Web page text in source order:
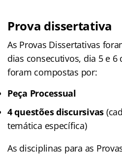
Prova dissertativa
As Provas Dissertativas
dias consecutivos, dia 5 e 6
foram compostas por:
Peça Processual
4 questões discursivas
temática específica)
As disciplinas para as